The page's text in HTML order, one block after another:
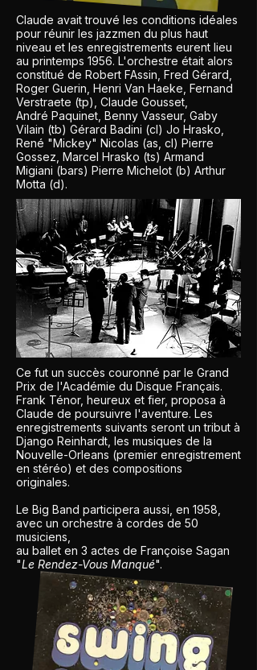
Claude avait trouvé les conditions idéales
pour réunir les jazzmen du plus haut
niveau et les enregistrements eurent lieu
au printemps 1956. L'orchestre était alors
constitué de Robert FAssin, Fred Gérard,
Roger Guerin, Henri Van Haeke, Fernand
Verstraete (tp), Claude Gousset,
André Paquinet, Benny Vasseur, Gaby
Vilain (tb) Gérard Badini (cl) Jo Hrasko,
René "Mickey" Nicolas (as, cl) Pierre
Gossez, Marcel Hrasko (ts) Armand
Migiani (bars) Pierre Michelot (b) Arthur
Motta (d).
Ce fut un succès couronné par le Grand
Prix de l'Académie du Disque Français.
Frank Ténor, heureux et fier, proposa à
Claude de poursuivre l'aventure. Les
enregistrements suivants seront un tribut à
Django Reinhardt, les musiques de la
Nouvelle-Orleans (premier enregistrement
en stéréo) et des compositions
originales.
Le Big Band participera aussi, en 1958,
avec un orchestre à cordes de 50
musiciens,
au ballet en 3 actes de Françoise Sagan
"Le Rendez-Vous Manqué".